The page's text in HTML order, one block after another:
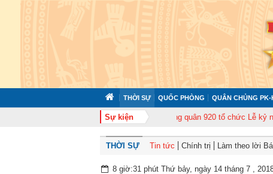
THỜI SỰ QUỐC PHÒNG QUÂN CHỦNG PK-
Sự kiện
Trung đoàn Không quân 920 tổ chức Lễ kỷ niệm
THỜI SỰ Tin tức Chính trị Làm theo lời
8 giờ:31 phút Thứ bảy, ngày 14 tháng 7 ,